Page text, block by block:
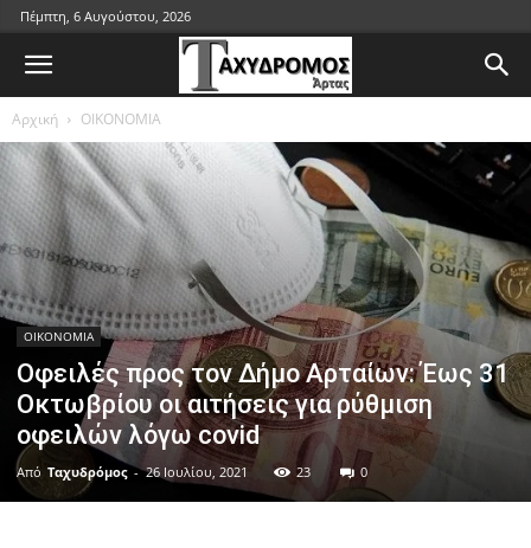
Πέμπτη, 6 Αυγούστου, 2026
Αρχική ΟΙΚΟΝΟΜΙΑ
ΟΙΚΟΝΟΜΙΑ
Οφειλές προς τον Δήμο Αρταίων: Έως 31
Οκτωβρίου οι αιτήσεις για ρύθμιση
οφειλών λόγω covid
Από Ταχυδρόμος - 26 Ιουλίου, 2021 23 0